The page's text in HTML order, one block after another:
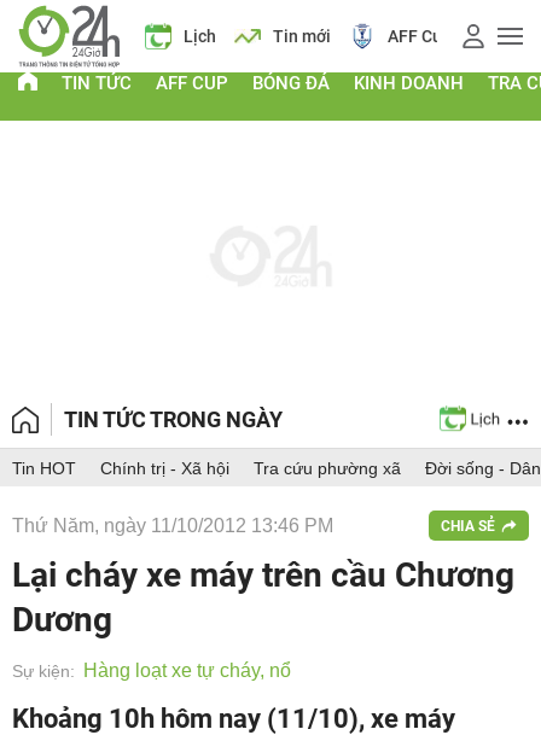
Lịch Tin mới AFF Cup Giá vàng
TIN TỨC AFF CUP BÓNG ĐÁ KINH DOANH TRA
TIN TỨC TRONG NGÀY
Tin HOT Chính trị - Xã hội Tra cứu phường xã Đời sống -
Thứ Năm, ngày 11/10/2012 13:46 PM CHIA SẺ
Lại cháy xe máy trên cầu Chương
Dương
Sự kiện: Hàng loạt xe tự cháy, nổ
Khoảng 10h hôm nay (11/10), xe máy